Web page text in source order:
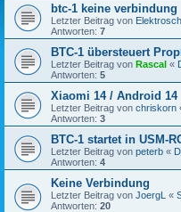
btc-1 keine verbindung
Letzter Beitrag von
Antworten: 7
BTC-1 übersteuert
Letzter Beitrag von Rascal «
Antworten: 5
Xiaomi 14 / Android 14
Letzter Beitrag von chriskorn
Antworten: 3
BTC-1 startet in USM-
Letzter Beitrag von peterb «
Antworten: 4
Keine Verbindung
Letzter Beitrag von JoergL «
Antworten: 20